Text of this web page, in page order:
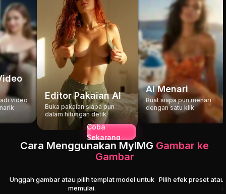
video
Editor Pakaian AI
Buka pakaian siapa pun
dalam hitungan detik
AI Menari
Buat siapa pun menari
dengan satu klik
Coba
Sekarang
Cara Menggunakan MyIMG Gambar ke
Gambar
Unggah gambar atau pilih templat model untuk
memulai.
Pilih efek preset